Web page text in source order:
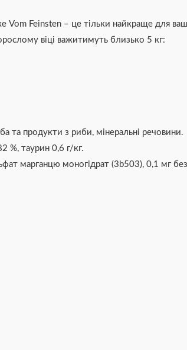
Vom Feinsten – це тільки найкраще для
віці важитимуть близько 5 кг:
та продукти з риби, мінеральні речовини.
%, таурин 0,6 г/кг.
марганцю моногідрат (3b503), 0,1 мг